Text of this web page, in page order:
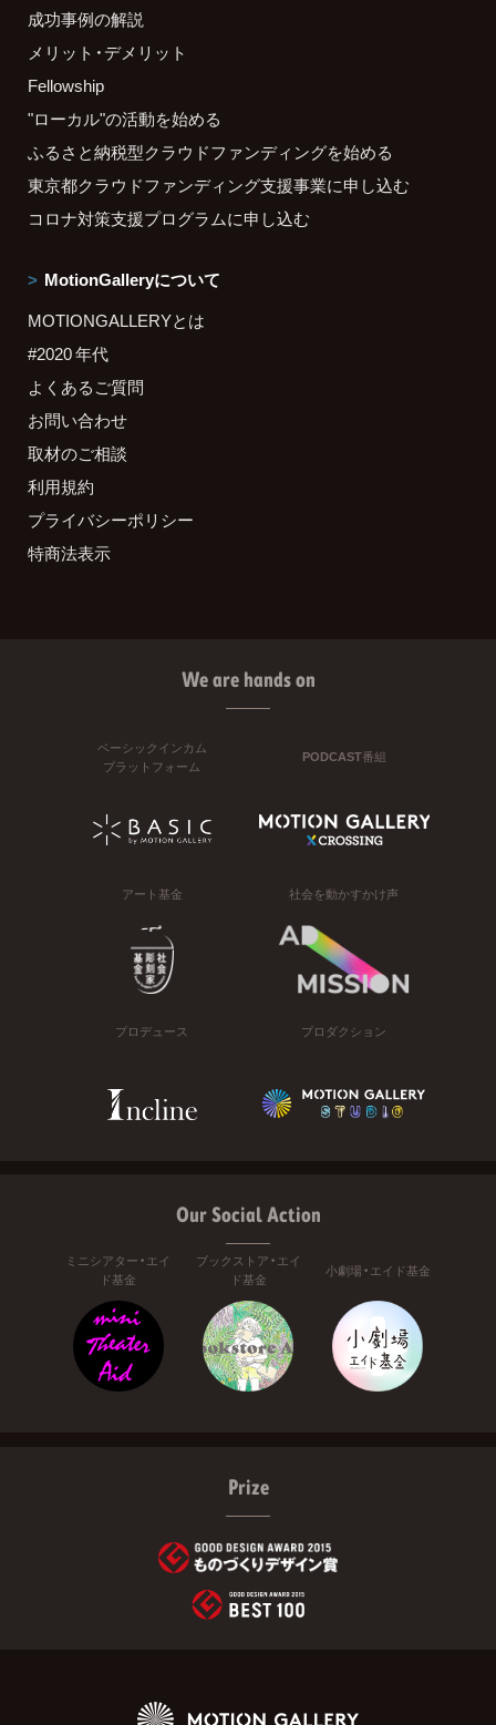
成功事例の解説
メリット・デメリット
Fellowship
"ローカル"の活動を始める
ふるさと納税型クラウドファンディングを始める
東京都クラウドファンディング支援事業に申し込む
コロナ対策支援プログラムに申し込む
MotionGalleryについて
MOTIONGALLERYとは
#2020 年代
よくあるご質問
お問い合わせ
取材のご相談
利用規約
プライバシーポリシー
特商法表示
We are hands on
ベーシックインカム
プラットフォーム
PODCAST番組
アート基金 社会を動かすかけ声
プロデュース プロダクション
Our Social Action
ミニシアター・エイ
ド基金
ブックストア・エイ
ド基金
小劇場・エイド基金
Prize